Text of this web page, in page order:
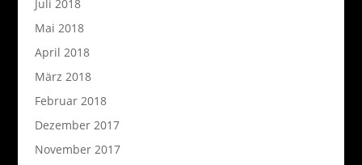
Juli 2018
Mai 2018
April 2018
März 2018
Februar 2018
Dezember 2017
November 2017